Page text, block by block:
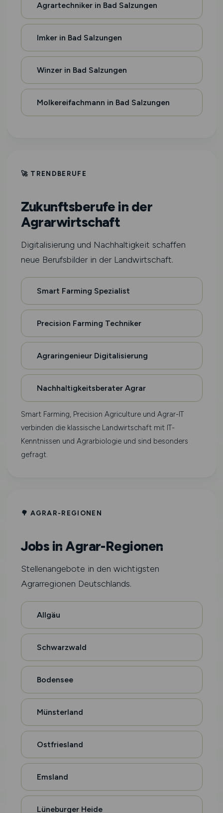
Agrartechniker in Bad Salzungen
Imker in Bad Salzungen
Winzer in Bad Salzungen
Molkereifachmann in Bad Salzungen
🚀 TRENDBERUFE
Zukunftsberufe in der
Agrarwirtschaft
Digitalisierung und Nachhaltigkeit schaffen
neue Berufsbilder in der Landwirtschaft.
Smart Farming Spezialist
Precision Farming Techniker
Agraringenieur Digitalisierung
Nachhaltigkeitsberater Agrar
Smart Farming, Precision Agriculture und Agrar-IT
verbinden die klassische Landwirtschaft mit IT-
Kenntnissen und Agrarbiologie und sind besonders
gefragt.
🌳 AGRAR-REGIONEN
Jobs in Agrar-Regionen
Stellenangebote in den wichtigsten
Agrarregionen Deutschlands.
Allgäu
Schwarzwald
Bodensee
Münsterland
Ostfriesland
Emsland
Lüneburger Heide